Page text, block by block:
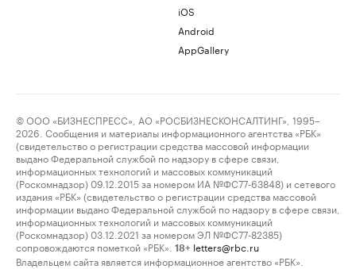
iOS
Android
AppGallery
© ООО «БИЗНЕСПРЕСС», АО «РОСБИЗНЕСКОНСАЛТИНГ», 1995–
2026. Сообщения и материалы информационного агентства «РБК»
(свидетельство о регистрации средства массовой информации
выдано Федеральной службой по надзору в сфере связи,
информационных технологий и массовых коммуникаций
(Роскомнадзор) 09.12.2015 за номером ИА №ФС77-63848) и сетевого
издания «РБК» (свидетельство о регистрации средства массовой
информации выдано Федеральной службой по надзору в сфере связи,
информационных технологий и массовых коммуникаций
(Роскомнадзор) 03.12.2021 за номером ЭЛ №ФС77-82385)
сопровождаются пометкой «РБК».
18+ letters@rbc.ru
Владельцем сайта является информационное агентство «РБК».